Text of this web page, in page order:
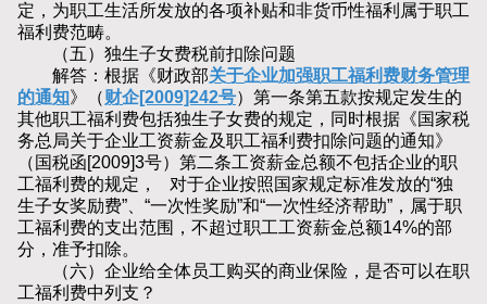
定，为职工生活所发放的各项补贴和非货币性福利属于职工
福利费范畴。
（五）独生子女费税前扣除问题
解答：根据《财政部关于企业加强职工福利费财务管理
的通知》（财企[2009]242号）第一条第五款按规定发生的
其他职工福利费包括独生子女费的规定，同时根据《国家税
务总局关于企业工资薪金及职工福利费扣除问题的通知》
（国税函[2009]3号）第二条工资薪金总额不包括企业的职
工福利费的规定， 对于企业按照国家规定标准发放的“独
生子女奖励费”、“一次性奖励”和“一次性经济帮助”，属于职
工福利费的支出范围，不超过职工工资薪金总额14%的部
分，准予扣除。
（六）企业给全体员工购买的商业保险，是否可以在职
工福利费中列支？